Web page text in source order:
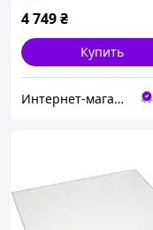
4 749₴
Купить
Интернет-магазин «Dragon Parts»